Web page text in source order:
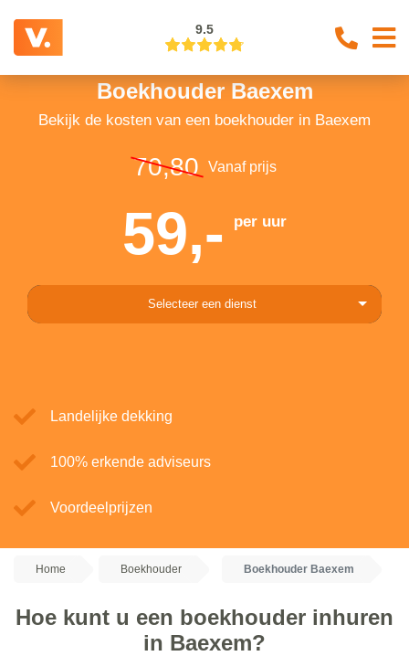
9.5
Boekhouder Baexem
Bekijk de kosten van een boekhouder in Baexem
70,80 Vanaf prijs
59,- per uur
Selecteer een dienst
Landelijke dekking
100% erkende adviseurs
Voordeelprijzen
Home Boekhouder Boekhouder Baexem
Hoe kunt u een boekhouder inhuren
in Baexem?